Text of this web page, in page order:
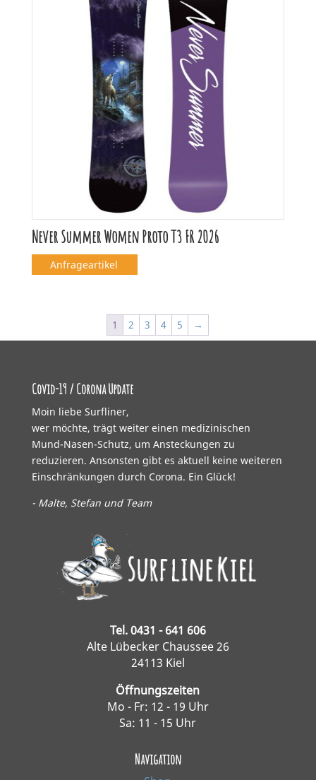
Never Summer Women Proto T3 FR 2026
Anfrageartikel
1 2 3 4 5 →
Covid-19 / Corona Update
Moin liebe Surfliner,
wer möchte, trägt weiter einen medizinischen
Mund-Nasen-Schutz, um Ansteckungen zu
reduzieren. Ansonsten gibt es aktuell keine weiteren
Einschränkungen durch Corona. Ein Glück!
- Malte, Stefan und Team
Tel. 0431 - 641 606
Alte Lübecker Chaussee 26
24113 Kiel
Öffnungszeiten
Mo - Fr: 12 - 19 Uhr
Sa: 11 - 15 Uhr
Navigation